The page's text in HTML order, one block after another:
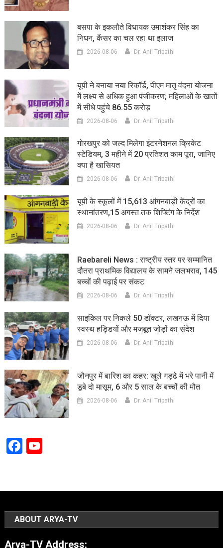
बसपा के इकलौते विधायक उमाशंकर सिंह का
निधन, कैंसर का चल रहा था इलाज
2026-08-06 Dr. Anil Tripathi
यूपी ने बनाया नया रिकॉर्ड, पीएम मातृ वंदना योजना
में लक्ष्य से अधिक हुआ पंजीकरण; महिलाओं के खातों
में सीधे पहुंचे 86.55 करोड़
2026-08-06 Dr. Anil Tripathi
गोरखपुर को जल्द मिलेगा इंटरनेशनल क्रिकेट
स्टेडियम, 3 महीने में 20 प्रतिशत काम पूरा, जानिए
क्या है खासियत
2026-08-06 Dr. Anil Tripathi
यूपी के स्कूलों में 15,613 आंगनबाड़ी केंद्रों का
स्थानांतरण,15 अगस्त तक शिफ्टिंग के निर्देश
2026-08-06 Dr. Anil Tripathi
Raebareli News : राष्ट्रीय स्तर पर सम्मानित
दौतरा प्राथमिक विद्यालय के सामने जलभराव, 145
बच्चों की पढ़ाई पर संकट
2026-08-06 Dr. Anil Tripathi
साइकिल पर निकले 50 डॉक्टर, लखनऊ में दिया
स्वस्थ हड्डियों और मजबूत जोड़ों का संदेश
2026-08-06 Dr. Anil Tripathi
जौनपुर में बारिश का कहर: खुले गड्ढे में भरे पानी में
डूबे दो मासूम, 6 और 5 साल के बच्चों की मौत
2026-08-06 Dr. Anil Tripathi
Facebook
YouTube
ABOUT ARYA-TV
Arya-TV Address: